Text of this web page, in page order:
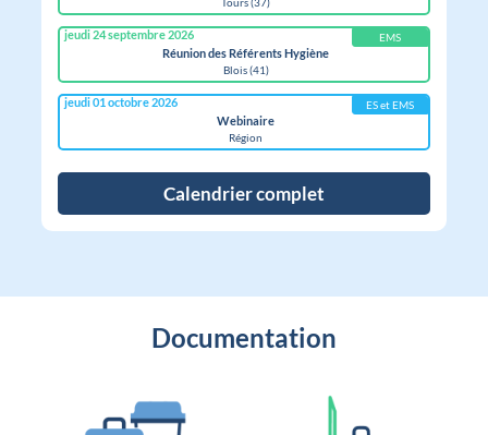
jeudi 24 septembre 2026 EMS
Réunion des Référents Hygiène
Blois (41)
jeudi 01 octobre 2026 ES et EMS
Webinaire
Région
Calendrier complet
Documentation